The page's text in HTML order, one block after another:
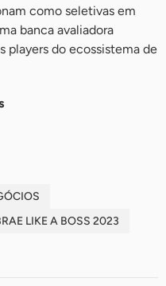
como seletivas em
banca avaliadora
players do ecossistema de
LIKE A BOSS 2023